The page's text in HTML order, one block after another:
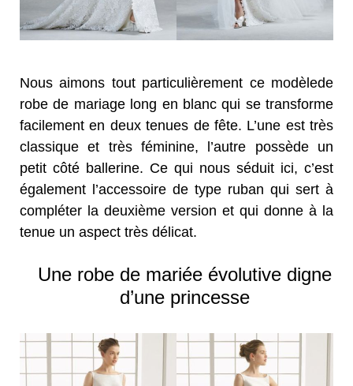
Nous aimons tout particulièrement ce modèlede
robe de mariage long en blanc qui se transforme
facilement en deux tenues de fête. L’une est très
classique et très féminine, l’autre possède un
petit côté ballerine. Ce qui nous séduit ici, c’est
également l’accessoire de type ruban qui sert à
compléter la deuxième version et qui donne à la
tenue un aspect très délicat.
Une robe de mariée évolutive digne
d’une princesse